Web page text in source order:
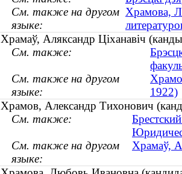
См. также на другом
языке:
Храмова,
Храмаў, Аляксандр Ціханавіч
См. также:
См. также на другом
языке:
1922)
Храмов, Александр Тихонович
См. также:
См. также на другом
языке:
Храмаў,